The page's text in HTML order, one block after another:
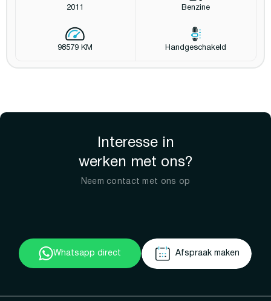
2011 Benzine
98579 KM Handgeschakeld
Interesse in
werken met ons?
Neem contact met ons op
Whatsapp direct Afspraak maken